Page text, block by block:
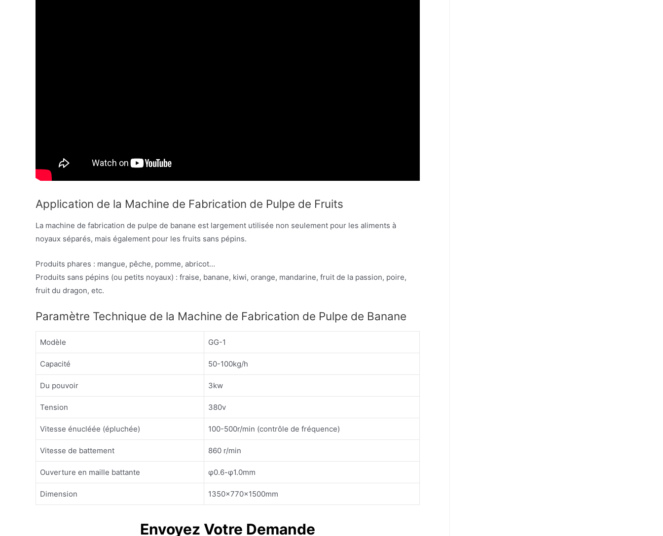
Application de la Machine de Fabrication de Pulpe de Fruits
La machine de fabrication de pulpe de banane est largement utilisée non seulement pour les aliments à
noyaux séparés, mais également pour les fruits sans pépins.
Produits phares : mangue, pêche, pomme, abricot…
Produits sans pépins (ou petits noyaux) : fraise, banane, kiwi, orange, mandarine, fruit de la passion, poire,
fruit du dragon, etc.
Paramètre Technique de la Machine de Fabrication de Pulpe de Banane
Modèle GG-1
Capacité 50-100kg/h
Du pouvoir 3kw
Tension 380v
Vitesse énucléée (épluchée) 100-500r/min (contrôle de fréquence)
Vitesse de battement 860 r/min
Ouverture en maille battante φ0.6-φ1.0mm
Dimension 1350×770×1500mm
Envoyez Votre Demande